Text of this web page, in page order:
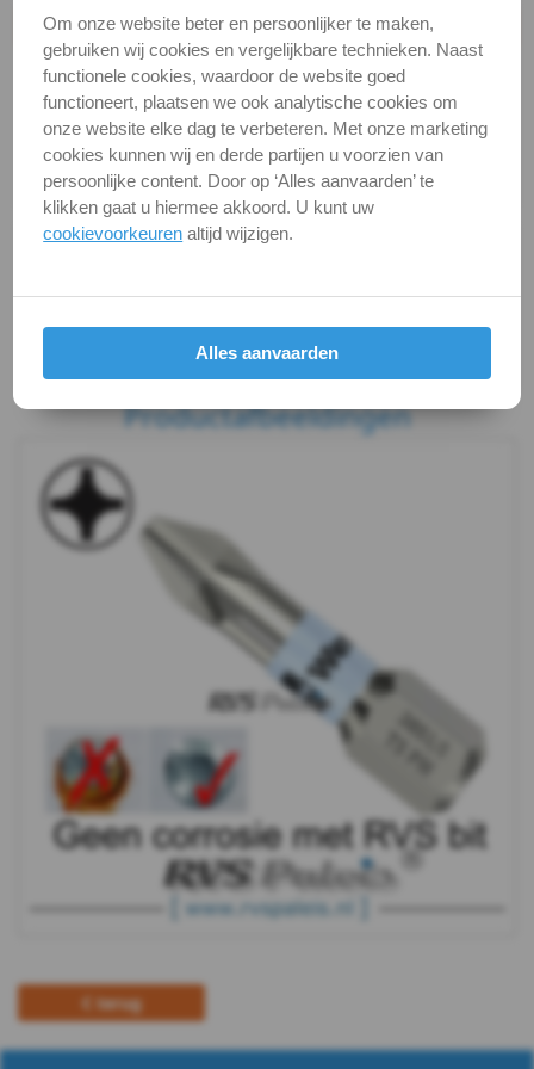
Phillips
(RVS-
INOX)
Phillips
(CrMoV-
Staal)
Pozidrive
(RVS-
INOX)
Pozidrive
(CrMoV-
INOX)
Hex
(CrMoV-
Hex
BO
Productgegevens
Productnaam
bit phillips
Categorie
Bits en toebehoren
DIN / Artikelnummer
W 3851
Kwaliteit
RVS / INOX
Alle maten zijn in millimeters.
verandert niets aan hun fundamentele
Productafbeeldingen
terug
Om onze website beter en persoonlijker te maken,
gebruiken wij cookies en vergelijkbare technieken. Naast
functionele cookies, waardoor de website goed
functioneert, plaatsen we ook analytische cookies om
onze website elke dag te verbeteren. Met onze marketing
cookies kunnen wij en derde partijen u voorzien van
persoonlijke content. Door op ‘Alles aanvaarden’ te
klikken gaat u hiermee akkoord. U kunt uw
cookievoorkeuren altijd wijzigen.
Alles aanvaarden